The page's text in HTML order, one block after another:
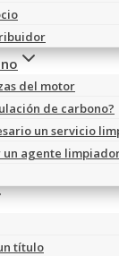
del motor
de carbono?
un servicio
agente
título